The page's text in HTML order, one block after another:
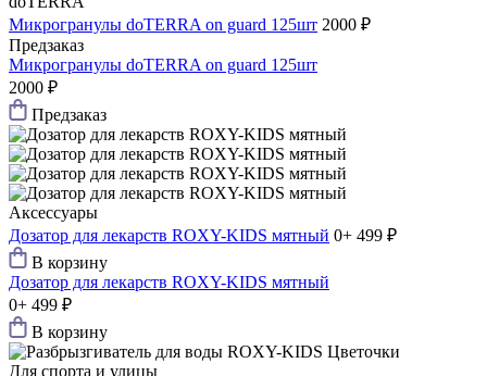
Микрогранулы doTERRA on guard 125шт 2000 ₽
Предзаказ
Микрогранулы doTERRA on guard 125шт
2000 ₽
Предзаказ
Аксессуары
Дозатор для лекарств ROXY-KIDS мятный 0+ 499 ₽
В корзину
Дозатор для лекарств ROXY-KIDS мятный
0+ 499 ₽
В корзину
Для спорта и улицы